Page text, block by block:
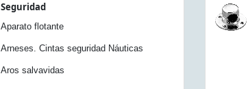
Seguridad
Aparato flotante
Arneses. Cintas seguridad Náuticas
Aros salvavidas